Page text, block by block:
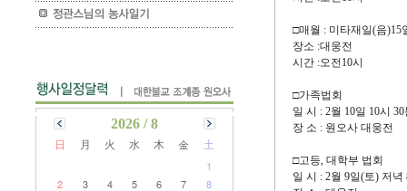
2026 / 8
日 月 火 水 木 金 土
1
2
3 4 5 6 7
8
□매월 : 미타재일(음)15
장소 :대웅전
시간 :오전10시
□가족법회
일 시 : 2월 10일 10시 30
장 소 : 원오사 대웅전
□고등, 대학부 법회
일 시 : 2월 9일(토) 저녁